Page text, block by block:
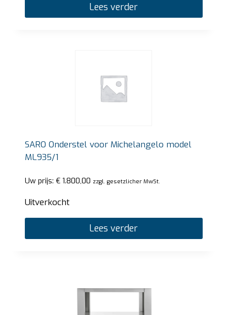
Lees verder
SARO Onderstel voor Michelangelo model
ML935/1
Uw prijs: €1.800,00 zzgl. gesetzlicher MwSt.
Uitverkocht
Lees verder